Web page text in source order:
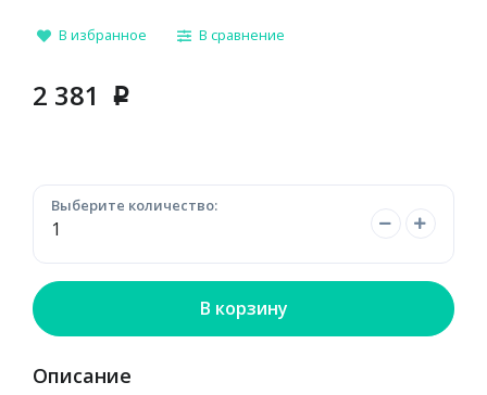
В избранное В сравнение
2 381 p
Выберите количество:
В корзину
Описание